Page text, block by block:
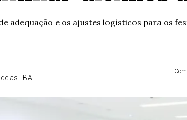
adequação e os ajustes logísticos para os
- BA